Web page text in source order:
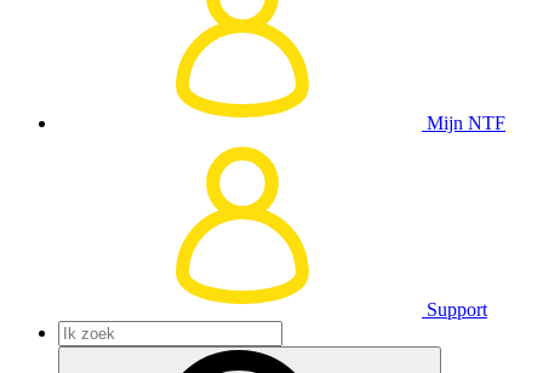
Mijn NTF
Support